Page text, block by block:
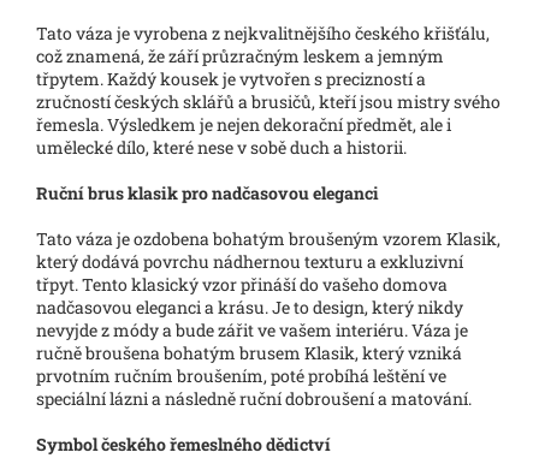
Tato váza je vyrobena z nejkvalitnějšího českého křišťálu,
což znamená, že září průzračným leskem a jemným
třpytem. Každý kousek je vytvořen s precizností a
zručností českých sklářů a brusičů, kteří jsou mistry svého
řemesla. Výsledkem je nejen dekorační předmět, ale i
umělecké dílo, které nese v sobě duch a historii.
Ruční brus klasik pro nadčasovou eleganci
Tato váza je ozdobena bohatým broušeným vzorem Klasik,
který dodává povrchu nádhernou texturu a exkluzivní
třpyt. Tento klasický vzor přináší do vašeho domova
nadčasovou eleganci a krásu. Je to design, který nikdy
nevyjde z módy a bude zářit ve vašem interiéru. Váza je
ručně broušena bohatým brusem Klasik, který vzniká
prvotním ručním broušením, poté probíhá leštění ve
speciální lázni a následně ruční dobroušení a matování.
Symbol českého řemeslného dědictví